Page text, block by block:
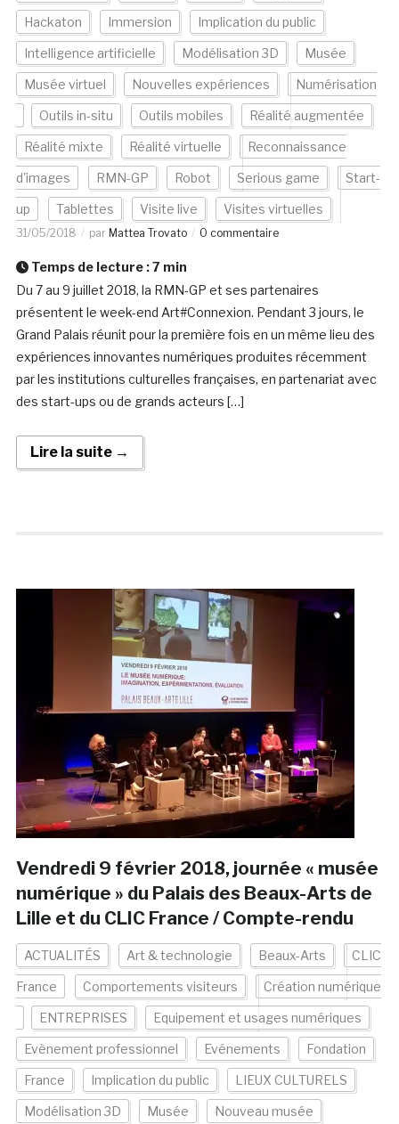
Hackaton Immersion Implication du public
Intelligence artificielle Modélisation 3D Musée
Musée virtuel Nouvelles expériences Numérisation
Outils in-situ Outils mobiles Réalité augmentée
Réalité mixte Réalité virtuelle Reconnaissance
d'images RMN-GP Robot Serious game Start-
up Tablettes Visite live Visites virtuelles
31/05/2018 par Mattea Trovato 0 commentaire
Temps de lecture :7 min
Du 7 au 9 juillet 2018, la RMN-GP et ses partenaires
présentent le week-end Art#Connexion. Pendant 3 jours, le
Grand Palais réunit pour la première fois en un même lieu des
expériences innovantes numériques produites récemment
par les institutions culturelles françaises, en partenariat avec
des start-ups ou de grands acteurs […]
Lire la suite →
Vendredi 9 février 2018, journée « musée
numérique » du Palais des Beaux-Arts de
Lille et du CLIC France / Compte-rendu
ACTUALITÉS Art & technologie Beaux-Arts CLIC
France Comportements visiteurs Création numérique
ENTREPRISES Equipement et usages numériques
Evènement professionnel Evénements Fondation
France Implication du public LIEUX CULTURELS
Modélisation 3D Musée Nouveau musée